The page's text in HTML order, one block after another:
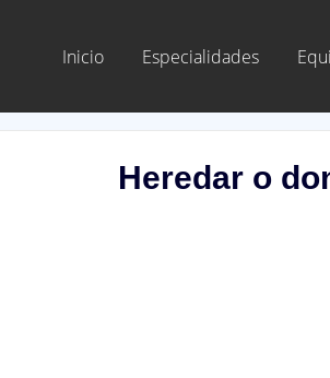
Inicio Especialidades
Heredar o